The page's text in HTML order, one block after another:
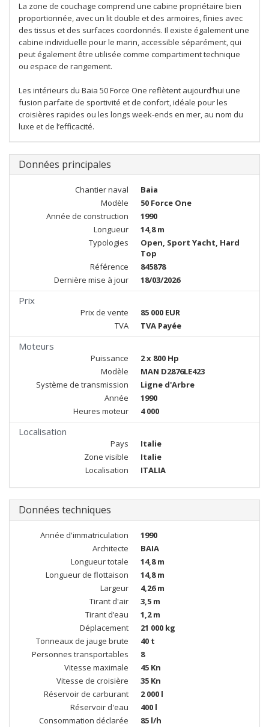
La zone de couchage comprend une cabine propriétaire bien
proportionnée, avec un lit double et des armoires, finies avec
des tissus et des surfaces coordonnés. Il existe également une
cabine individuelle pour le marin, accessible séparément, qui
peut également être utilisée comme compartiment technique
ou espace de rangement.
Les intérieurs du Baia 50 Force One reflètent aujourd’hui une
fusion parfaite de sportivité et de confort, idéale pour les
croisières rapides ou les longs week-ends en mer, au nom du
luxe et de l’efficacité.
Données principales
Chantier naval
Baia
Modèle
50 Force One
Année de construction
1990
Longueur
14,8 m
Typologies
Open, Sport Yacht, Hard
Top
Référence
845878
Dernière mise à jour
18/03/2026
Prix
Prix de vente
85 000 EUR
TVA
TVA Payée
Moteurs
Puissance
2 x 800 Hp
Modèle
MAN D2876LE423
Système de transmission
Ligne d'Arbre
Année
1990
Heures moteur
4 000
Localisation
Pays
Italie
Zone visible
Italie
Localisation
ITALIA
Données techniques
Année d'immatriculation
1990
Architecte
BAIA
Longueur totale
14,8 m
Longueur de flottaison
14,8 m
Largeur
4,26 m
Tirant d'air
3,5 m
Tirant d’eau
1,2 m
Déplacement
21 000 kg
Tonneaux de jauge brute
40 t
Personnes transportables
8
Vitesse maximale
45 Kn
Vitesse de croisière
35 Kn
Réservoir de carburant
2 000 l
Réservoir d'eau
400 l
Consommation déclarée
85 l/h